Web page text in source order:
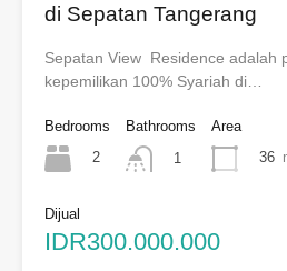
di Sepatan Tangerang
Sepatan View Residence adalah
kepemilikan 100% Syariah di…
Bedrooms
2
Bathrooms
1
Area
36
Dijual
IDR300.000.000